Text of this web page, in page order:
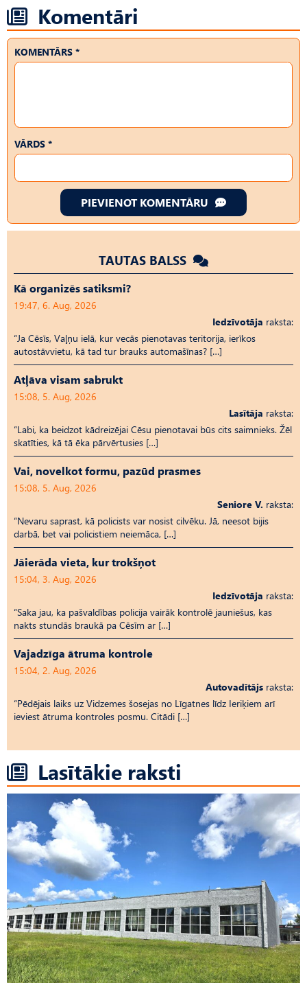
Komentāri
KOMENTĀRS *
VĀRDS *
PIEVIENOT KOMENTĀRU
TAUTAS BALSS
Kā organizēs satiksmi?
19:47, 6. Aug, 2026
Iedzīvotāja raksta:
“Ja Cēsīs, Vaļņu ielā, kur vecās pienotavas teritorija, ierīkos
autostāvvietu, kā tad tur brauks automašīnas? […]
Atļāva visam sabrukt
15:08, 5. Aug, 2026
Lasītāja raksta:
“Labi, ka beidzot kādreizējai Cēsu pienotavai būs cits saimnieks. Žēl
skatīties, kā tā ēka pārvērtusies […]
Vai, novelkot formu, pazūd prasmes
15:08, 5. Aug, 2026
Seniore V. raksta:
“Nevaru saprast, kā policists var nosist cilvēku. Jā, neesot bijis
darbā, bet vai policistiem neiemāca, […]
Jāierāda vieta, kur trokšņot
15:04, 3. Aug, 2026
Iedzīvotāja raksta:
“Saka jau, ka pašvaldības policija vairāk kontrolē jauniešus, kas
nakts stundās braukā pa Cēsīm ar […]
Vajadzīga ātruma kontrole
15:04, 2. Aug, 2026
Autovadītājs raksta:
“Pēdējais laiks uz Vid­ze­mes šosejas no Līgatnes līdz Ieriķiem arī
ieviest ātruma kontroles posmu. Citādi […]
Lasītākie raksti